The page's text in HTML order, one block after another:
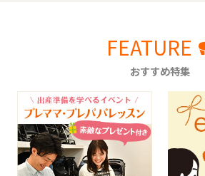
FEATURE
おすすめ特集